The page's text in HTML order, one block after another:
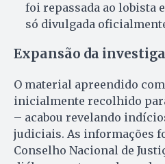
foi repassada ao lobista
só divulgada
Expansão da
O material apreendido
inicialmente recolhido
– acabou revelando
judiciais. As informações
Conselho Nacional de